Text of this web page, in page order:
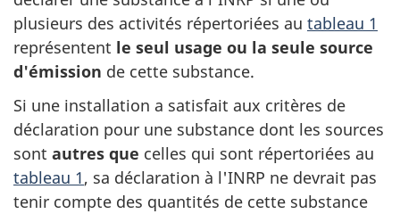
plusieurs des activités répertoriées au tableau 1
représentent le seul usage ou la seule source
d'émission de cette substance.
Si une installation a satisfait aux critères de
déclaration pour une substance dont les sources
sont autres que celles qui sont répertoriées au
tableau 1, sa déclaration à l'INRP ne devrait pas
tenir compte des quantités de cette substance